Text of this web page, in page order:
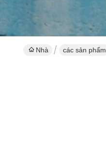
Nhà các sản phẩm